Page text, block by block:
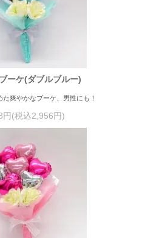
ーケ(ダブルブルー)
た爽やかなブーケ、男性にも！
円(税込2,956円)